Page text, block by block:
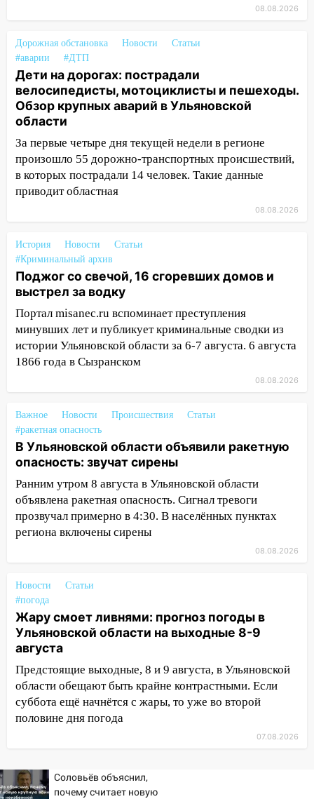
следствия Российской Федерации
19:30 Ульяновцев приглашают
поддержать «Симбирскую чебурашку»
на фестивале «ФормАРТ»
18:11
пилотным регионом проекта
«Культурное долголетие»
17:16 В реанимацию Ульяновской
областной больницы поступили шесть
16:51
В Чердаклинском районе
ремонтируют дороги, ставят остановки
и проводят новое освещение
16:35
В Ульяновске установили ещё
девять бункеров для крупногабаритного
мусора
16:26 В Ульяновске бесплатно покажут
разработают отечественный прибор для
цифровой ПЦР
15:47 Ульяновцы могут вернуть деньги
за абонементы закрывшегося фитнес-
клуба «Рекорд-Fitness»
15:34 После вмешательства
прокуратуры в селах Ульяновской
области привели в порядок детские
15:27
Прокуратура проверяет
капремонт школы в селе Кивать
15:08 В Кузоватово после прокурорской
проверки обновили разметку на
пешеходных переходах
14:40 На проспекте Гая в Ульяновске
запретили остановку автомобилей на
50-метровом участке
В Новом городе 8 августа пройдет
мотофристайлом и концертом
«Мураками»
08.08.2026
Дорожная обстановка Новости
Статьи
#аварии
#ДТП
Дети на дорогах: пострадали
велосипедисты, мотоциклисты и пешеходы.
Обзор крупных аварий в Ульяновской
области
За первые четыре дня текущей недели в регионе
произошло 55 дорожно-транспортных происшествий,
в которых пострадали 14 человек. Такие данные
приводит областная
08.08.2026
История Новости
Статьи
#Криминальный архив
Поджог со свечой, 16 сгоревших домов и
выстрел за водку
Портал misanec.ru вспоминает преступления
минувших лет и публикует криминальные сводки из
истории Ульяновской области за 6-7 августа. 6 августа
1866 года в Сызранском
08.08.2026
Важное Новости Происшествия
Статьи
#ракетная опасность
В Ульяновской области объявили ракетную
опасность: звучат сирены
Ранним утром 8 августа в Ульяновской области
объявлена ракетная опасность. Сигнал тревоги
прозвучал примерно в 4:30. В населённых пунктах
региона включены сирены
08.08.2026
Новости
Статьи
#погода
Жару смоет ливнями: прогноз погоды в
Ульяновской области на выходные 8-9
августа
Предстоящие выходные, 8 и 9 августа, в Ульяновской
области обещают быть крайне контрастными. Если
суббота ещё начнётся с жары, то уже во второй
половине дня погода
07.08.2026
Соловьёв объяснил,
почему считает новую